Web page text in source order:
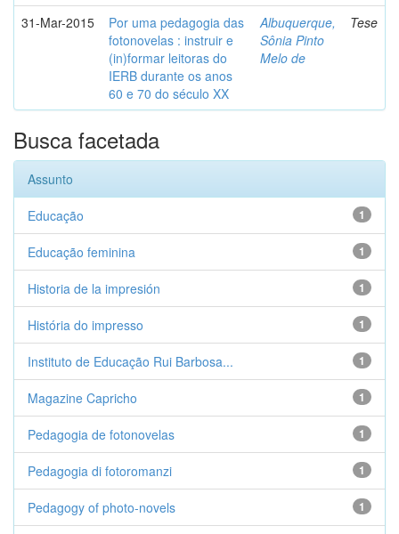
31-Mar-2015
Por uma pedagogia das
fotonovelas : instruir e
(in)formar leitoras do
IERB durante os anos
60 e 70 do século XX
Albuquerque,
Sônia Pinto
Melo de
Tese
Busca facetada
Assunto
1
Educação
1
Educação feminina
1
Historia de la impresión
1
História do impresso
1
Instituto de Educação Rui Barbosa...
1
Magazine Capricho
1
Pedagogia de fotonovelas
1
Pedagogia di fotoromanzi
1
Pedagogy of photo-novels